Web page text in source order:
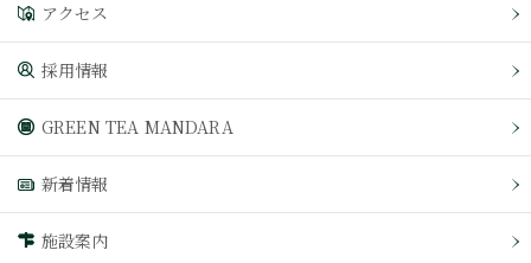
アクセス
採用情報
GREEN TEA MANDARA
新着情報
施設案内